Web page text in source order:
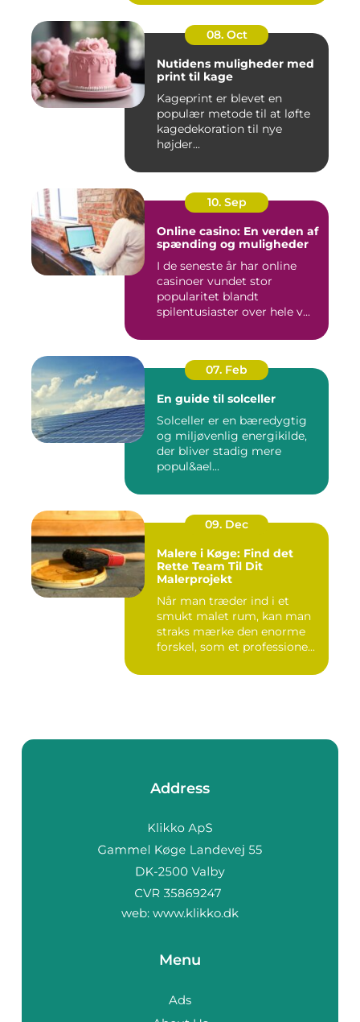
08. Oct
Nutidens muligheder med
print til kage
Kageprint er blevet en
populær metode til at løfte
kagedekoration til nye
højder...
10. Sep
Online casino: En verden af
spænding og muligheder
I de seneste år har online
casinoer vundet stor
popularitet blandt
spilentusiaster over hele v...
07. Feb
En guide til solceller
Solceller er en bæredygtig
og miljøvenlig energikilde,
der bliver stadig mere
popul&ael...
09. Dec
Malere i Køge: Find det
Rette Team Til Dit
Malerprojekt
Når man træder ind i et
smukt malet rum, kan man
straks mærke den enorme
forskel, som et professione...
Address
web: www.klikko.dk
Menu
Ads